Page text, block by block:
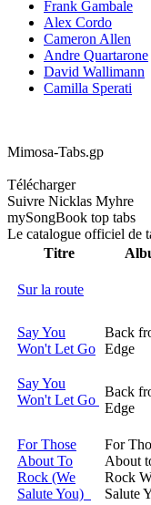
Frank Gambale
Alex Cordo
Cameron Allen
Andre Quartarone
David Wallimann
Camilla Sperati
Mimosa-Tabs.gp
Télécharger
Suivre Nicklas Myhre
mySongBook top tabs
Le catalogue officiel de
Titre
Sur la route
Say You
Won't Let Go
Back
Edge
Say You
Won't Let Go
Back
Edge
For Those
About To
Rock (We
Salute You)
For
About
Rock
Salute